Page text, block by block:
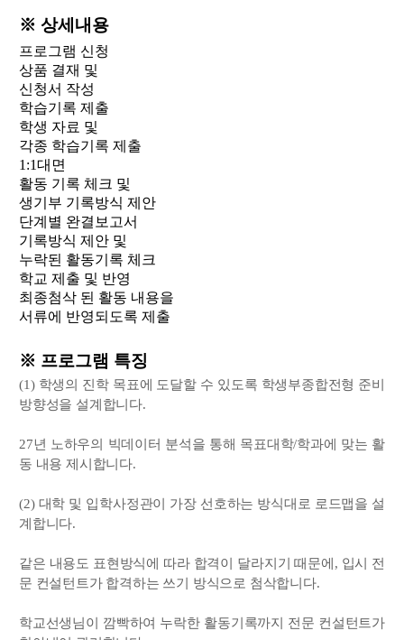
※ 상세내용
프로그램 신청
상품 결재 및
신청서 작성
학습기록 제출
학생 자료 및
각종 학습기록 제출
1:1대면
활동 기록 체크 및
생기부 기록방식 제안
단계별 완결보고서
기록방식 제안 및
누락된 활동기록 체크
학교 제출 및 반영
최종첨삭 된 활동 내용을
서류에 반영되도록 제출
※ 프로그램 특징
(1) 학생의 진학 목표에 도달할 수 있도록 학생부종합전형 준비
방향성을 설계합니다.
27년 노하우의 빅데이터 분석을 통해 목표대학/학과에 맞는 활
동 내용 제시합니다.
(2) 대학 및 입학사정관이 가장 선호하는 방식대로 로드맵을 설
계합니다.
같은 내용도 표현방식에 따라 합격이 달라지기 때문에, 입시 전
문 컨설턴트가 합격하는 쓰기 방식으로 첨삭합니다.
학교선생님이 깜빡하여 누락한 활동기록까지 전문 컨설턴트가